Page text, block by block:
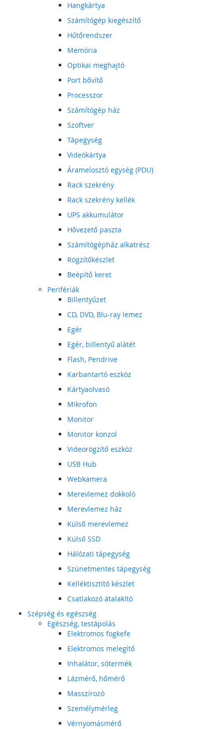
Hangkártya
Számítógép kiegészítő
Hűtőrendszer
Memória
Optikai meghajtó
Port bővítő
Processzor
Számítógép ház
Szoftver
Tápegység
Videókártya
Áramelosztó egység (PDU)
Rack szekrény
Rack szekrény kellék
UPS akkumulátor
Hővezető paszta
Számítógépház alkatrész
Rögzítőkészlet
Beépítő keret
Perifériák
Billentyűzet
CD, DVD, Blu-ray lemez
Egér
Egér, billentyű alátét
Flash, Pendrive
Karbantartó eszköz
Kártyaolvasó
Mikrofon
Monitor
Monitor konzol
Videorögzítő eszköz
USB Hub
Webkamera
Merevlemez dokkoló
Merevlemez ház
Külső merevlemez
Külső SSD
Hálózati tápegység
Szünetmentes tápegység
Kelléktisztító készlet
Csatlakozó átalakító
Szépség és egészség
Egészség, testápolás
Elektromos fogkefe
Elektromos melegítő
Inhalátor, sótermék
Lázmérő, hőmérő
Masszírozó
Személymérleg
Vérnyomásmérő